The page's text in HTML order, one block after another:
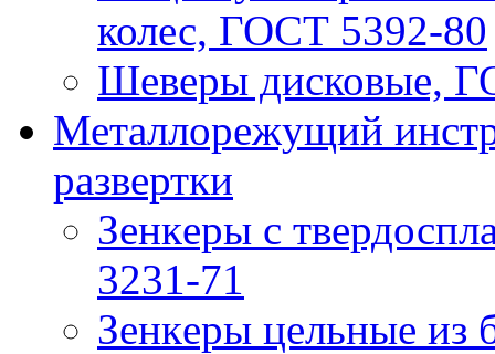
колес, ГОСТ 5392-80
Шеверы дисковые,
Металлорежущий
развертки
Зeнкeры с
3231-71
Зeнкeры цельные из